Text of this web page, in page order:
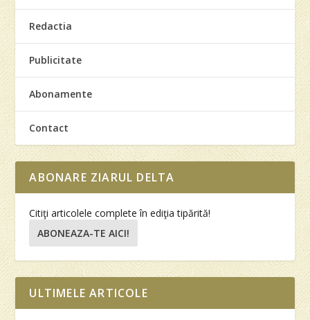
Redactia
Publicitate
Abonamente
Contact
ABONARE ZIARUL DELTA
Citiţi articolele complete în ediţia tipărită!
ABONEAZA-TE AICI!
ULTIMELE ARTICOLE